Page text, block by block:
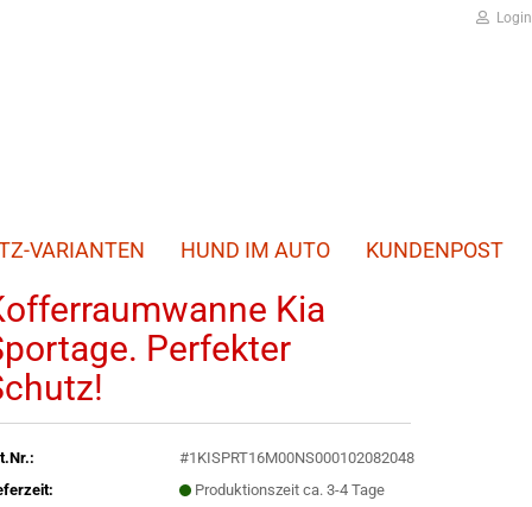
Login
VARIANTEN HUND IM AUTO KUNDENPOST
Kia
Perfekter
#1KISPRT16M00NS000102082048
Produktionszeit ca. 3-4 Tage